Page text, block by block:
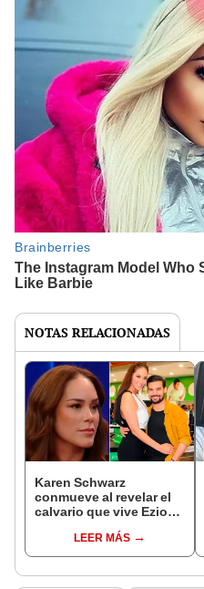
NOTAS RELACIONADAS
Karen Schwarz
conmueve al revelar el
calvario que vive Ezio
ansiedad en España:
“Salí corriendo tras él”
LEER MÁS